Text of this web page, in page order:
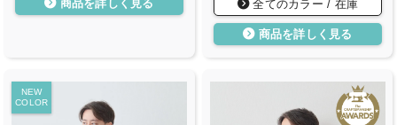
商品を詳しく見る 全てのカラー / 在庫
商品を詳しく見る
NEW
COLOR